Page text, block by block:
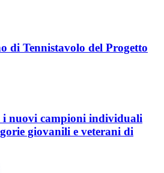
di Tennistavolo del Progetto
i nuovi campioni individuali
giovanili e veterani di